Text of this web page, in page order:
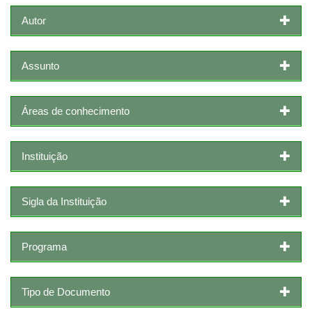
Autor
Assunto
Áreas de conhecimento
Instituição
Sigla da Instituição
Programa
Tipo de Documento